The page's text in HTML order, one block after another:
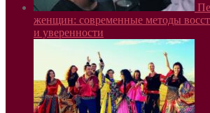
женщин: современные методы
и уверенности